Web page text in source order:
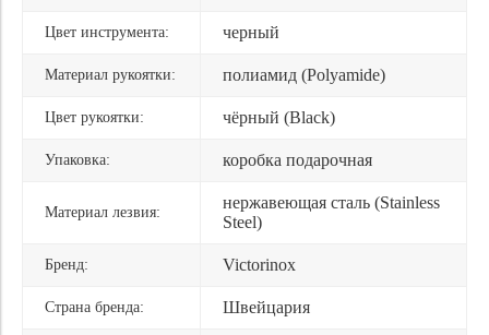
Цвет инструмента: черный
Материал рукоятки: полиамид (Polyamide)
Цвет рукоятки: чёрный (Black)
Упаковка: коробка подарочная
Материал лезвия:
нержавеющая сталь (Stainless
Steel)
Бренд: Victorinox
Страна бренда: Швейцария